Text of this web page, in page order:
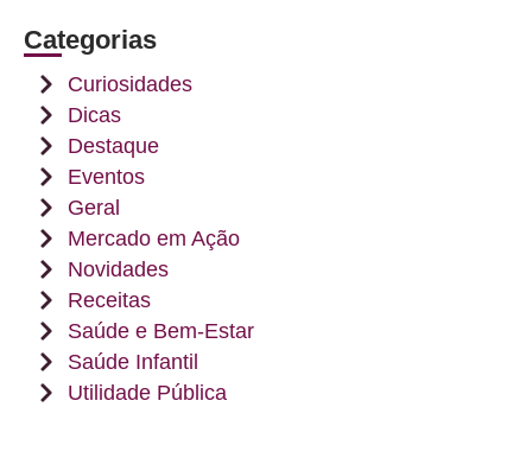
Categorias
Curiosidades
Dicas
Destaque
Eventos
Geral
Mercado em Ação
Novidades
Receitas
Saúde e Bem-Estar
Saúde Infantil
Utilidade Pública